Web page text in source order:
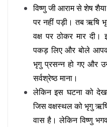
विष्णु जी आराम से शेष
पर नहीं पड़ी। तब ऋषि
वक्ष पर ठोकर मार
पकड़ लिए और बोले
भृगु प्रसन्न हो गए और
सर्वश्रेष्ठ माना।
लेकिन इस घटना को
जिस वक्षस्थल को भृगु ऋषि
वास है। लेकिन विष्णु